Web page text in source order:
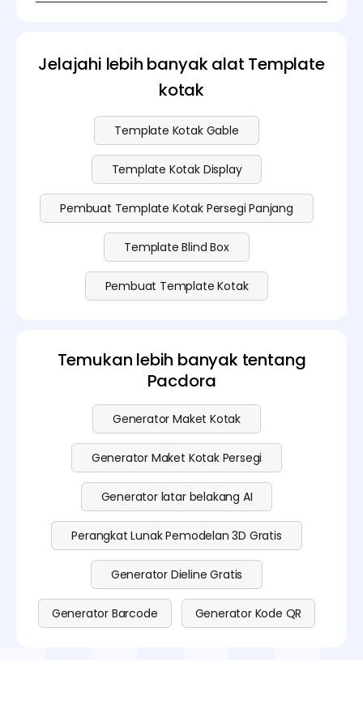
halaman
harga kami dan lihat detailnya.
Jelajahi lebih banyak alat Template
kotak
Template Kotak Gable
Template Kotak Display
Pembuat Template Kotak Persegi Panjang
Template Blind Box
Pembuat Template Kotak
Temukan lebih banyak tentang
Pacdora
Generator Maket Kotak
Generator Maket Kotak Persegi
Generator latar belakang AI
Perangkat Lunak Pemodelan 3D Gratis
Generator Dieline Gratis
Generator Barcode Generator Kode QR